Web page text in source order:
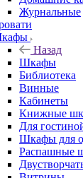
Журнальные
Назад
Шкафы
Библиотека
Винные
Кабинеты
Книжные
Для
Шкафы для
Распашные